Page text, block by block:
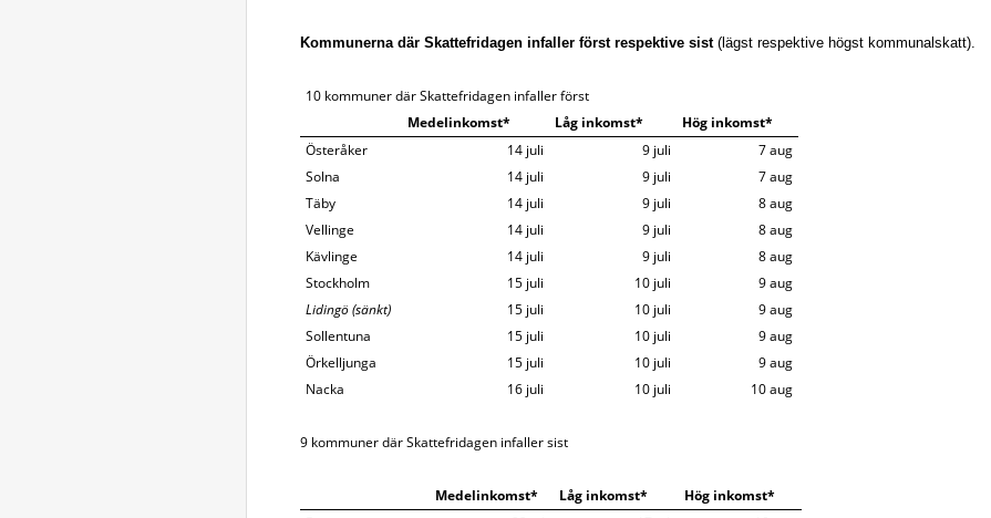
Kommunerna där Skattefridagen infaller först respektive sist(lägst respektive högst kommunalskatt).
10 kommuner där Skattefridagen infaller först
Medelinkomst*
Låg inkomst*
Hög inkomst*
Österåker
14 juli 9 juli
7 aug
Solna
14 juli 9 juli
7 aug
Täby
14 juli 9 juli
8 aug
Vellinge
14 juli 9 juli
8 aug
Kävlinge
14 juli 9 juli
8 aug
Stockholm
15 juli 10 juli
9 aug
Lidingö (sänkt)
15 juli 10 juli
9 aug
Sollentuna
15 juli 10 juli
9 aug
Örkelljunga
15 juli 10 juli
9 aug
Nacka
16 juli 10 juli 10 aug
9 kommuner där Skattefridagen infaller sist
Medelinkomst* Låg inkomst*
Hög inkomst*